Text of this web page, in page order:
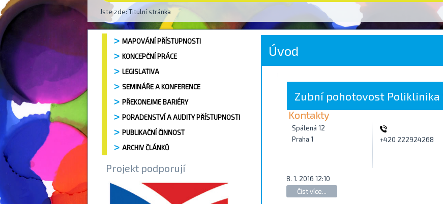
Jste zde:Titulní stránka
MAPOVÁNÍ PŘÍSTUPNOSTI
KONCEPČNÍ PRÁCE
LEGISLATIVA
SEMINÁŘE A KONFERENCE
PŘEKONEJME BARIÉRY
PORADENSTVÍ A AUDITY PŘÍSTUPNOSTI
PUBLIKAČNÍ ČINNOST
ARCHIV ČLÁNKŮ
Projekt podporují
Úvod
Zubní pohotovost Poliklinika
Kontakty
Spálená 12
Praha 1
+420 222924268
8. 1. 2016 12:10
Číst více...